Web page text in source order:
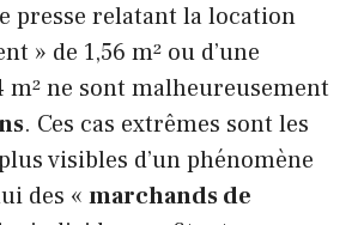
presse relatant la location
» de 1,56 m² ou d’une
m² ne sont malheureusement
. Ces cas extrêmes sont les
visibles d’un phénomène
des « marchands de